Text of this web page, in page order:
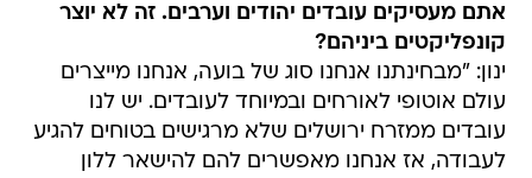
ינון: "מבחינתנו אנחנו סוג של בועה, אנחנו מייצרים
עולם אוטופי לאורחים ובמיוחד לעובדים. יש לנו
עובדים ממזרח ירושלים שלא מרגישים בטוחים להגיע
לעבודה, אז אנחנו מאפשרים להם להישאר ללון
בהוסטלים ודואגים למונית שתביא אותם לעבודה
ותחזיר אותם הביתה. אנחנו ממשיכים עם ערכי